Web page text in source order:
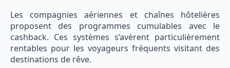
Les compagnies aériennes et chaînes hôtelières
proposent des programmes cumulables avec le
cashback. Ces systèmes s’avèrent particulièrement
rentables pour les voyageurs fréquents visitant des
destinations de rêve.